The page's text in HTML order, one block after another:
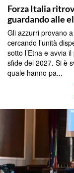
Forza Italia
guardando alle
Gli azzurri provano
cercando l’unità
sotto l’Etna e avvia
sfide del 2027. Si è
quale hanno pa...